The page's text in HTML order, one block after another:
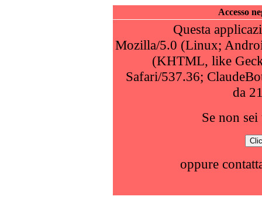
Accesso
Questa
Mozilla/5.0 (Linux;
(KHTML, like
Safari/537.36;
da
Se non
oppure